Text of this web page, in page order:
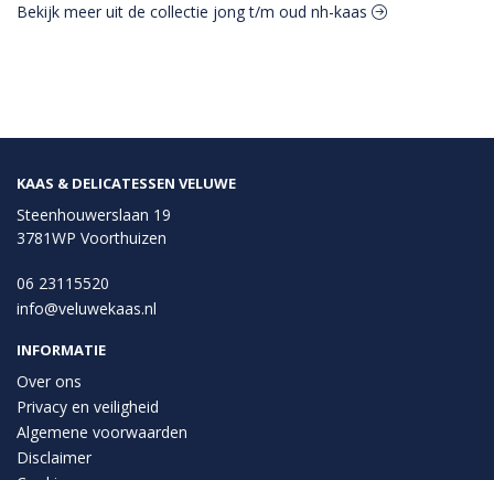
Bekijk meer uit de collectie jong t/m oud nh-kaas
KAAS & DELICATESSEN VELUWE
Steenhouwerslaan 19
3781WP Voorthuizen
06 23115520
info@veluwekaas.nl
INFORMATIE
Over ons
Privacy en veiligheid
Algemene voorwaarden
Disclaimer